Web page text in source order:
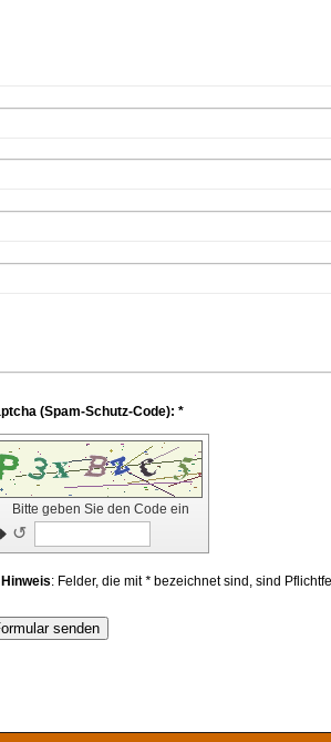
Captcha (Spam-Schutz-Code): *
Bitte geben Sie den Code ein
↺
Hinweis : Felder, die mit*bezeichnet sind, sind